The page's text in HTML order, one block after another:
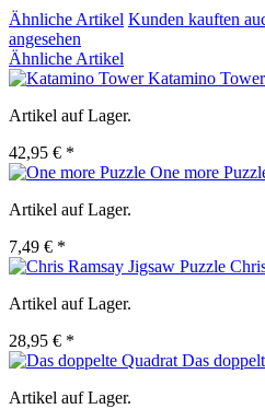
Ähnliche Artikel Kunden kauften
angesehen
Ähnliche Artikel
Katamino Tower
Artikel auf Lager.
42,95 € *
One more
Artikel auf Lager.
7,49 € *
Artikel auf Lager.
28,95 € *
Das
Artikel auf Lager.